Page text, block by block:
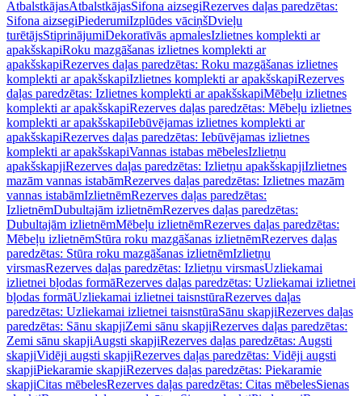
AtbalstkājasAtbalstkājasSifona aizsegiRezerves daļas paredzētas:
Sifona aizsegiPiederumiIzplūdes vāciņšDvieļu
turētājsStiprinājumiDekoratīvās apmalesIzlietnes komplekti ar
apakšskapiRoku mazgāšanas izlietnes komplekti ar
apakšskapiRezerves daļas paredzētas: Roku mazgāšanas izlietnes
komplekti ar apakšskapiIzlietnes komplekti ar apakšskapiRezerves
daļas paredzētas: Izlietnes komplekti ar apakšskapiMēbeļu izlietnes
komplekti ar apakšskapiRezerves daļas paredzētas: Mēbeļu izlietnes
komplekti ar apakšskapiIebūvējamas izlietnes komplekti ar
apakšskapiRezerves daļas paredzētas: Iebūvējamas izlietnes
komplekti ar apakšskapiVannas istabas mēbelesIzlietņu
apakšskapjiRezerves daļas paredzētas: Izlietņu apakšskapjiIzlietnes
mazām vannas istabāmRezerves daļas paredzētas: Izlietnes mazām
vannas istabāmIzlietnēmRezerves daļas paredzētas:
IzlietnēmDubultajām izlietnēmRezerves daļas paredzētas:
Dubultajām izlietnēmMēbeļu izlietnēmRezerves daļas paredzētas:
Mēbeļu izlietnēmStūra roku mazgāšanas izlietnēmRezerves daļas
paredzētas: Stūra roku mazgāšanas izlietnēmIzlietņu
virsmasRezerves daļas paredzētas: Izlietņu virsmasUzliekamai
izlietnei bļodas formāRezerves daļas paredzētas: Uzliekamai izlietnei
bļodas formāUzliekamai izlietnei taisnstūraRezerves daļas
paredzētas: Uzliekamai izlietnei taisnstūraSānu skapjiRezerves daļas
paredzētas: Sānu skapjiZemi sānu skapjiRezerves daļas paredzētas:
Zemi sānu skapjiAugsti skapjiRezerves daļas paredzētas: Augsti
skapjiVidēji augsti skapjiRezerves daļas paredzētas: Vidēji augsti
skapjiPiekaramie skapjiRezerves daļas paredzētas: Piekaramie
skapjiCitas mēbelesRezerves daļas paredzētas: Citas mēbelesSienas